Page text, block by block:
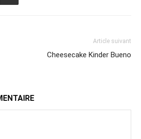
Article suivant
Cheesecake Kinder Bueno